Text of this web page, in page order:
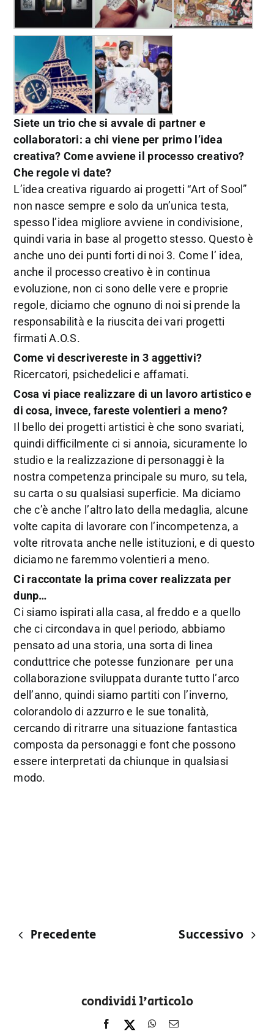
Siete un trio che si avvale di partner e
collaboratori: a chi viene per primo l’idea
creativa? Come avviene il processo creativo?
Che regole vi date?
L’idea creativa riguardo ai progetti “Art of Sool”
non nasce sempre e solo da un’unica testa,
spesso l’idea migliore avviene in condivisione,
quindi varia in base al progetto stesso. Questo è
anche uno dei punti forti di noi 3. Come l’ idea,
anche il processo creativo è in continua
evoluzione, non ci sono delle vere e proprie
regole, diciamo che ognuno di noi si prende la
responsabilità e la riuscita dei vari progetti
firmati A.O.S.
Come vi descrivereste in 3 aggettivi?
Ricercatori, psichedelici e affamati.
Cosa vi piace realizzare di un lavoro artistico e
di cosa, invece, fareste volentieri a meno?
Il bello dei progetti artistici è che sono svariati,
quindi difficilmente ci si annoia, sicuramente lo
studio e la realizzazione di personaggi è la
nostra competenza principale su muro, su tela,
su carta o su qualsiasi superficie. Ma diciamo
che c’è anche l’altro lato della medaglia, alcune
volte capita di lavorare con l’incompetenza, a
volte ritrovata anche nelle istituzioni, e di questo
diciamo ne faremmo volentieri a meno.
Ci raccontate la prima cover realizzata per
dunp…
Ci siamo ispirati alla casa, al freddo e a quello
che ci circondava in quel periodo, abbiamo
pensato ad una storia, una sorta di linea
conduttrice che potesse funzionare per una
collaborazione sviluppata durante tutto l’arco
dell’anno, quindi siamo partiti con l’inverno,
colorandolo di azzurro e le sue tonalità,
cercando di ritrarre una situazione fantastica
composta da personaggi e font che possono
essere interpretati da chiunque in qualsiasi
modo.
Precedente Successivo
condividi l'articolo